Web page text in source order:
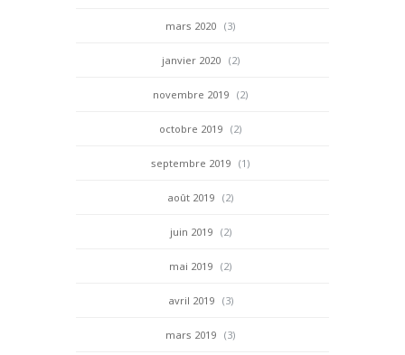
mars 2020 (3)
janvier 2020 (2)
novembre 2019 (2)
octobre 2019 (2)
septembre 2019 (1)
août 2019 (2)
juin 2019 (2)
mai 2019 (2)
avril 2019 (3)
mars 2019 (3)